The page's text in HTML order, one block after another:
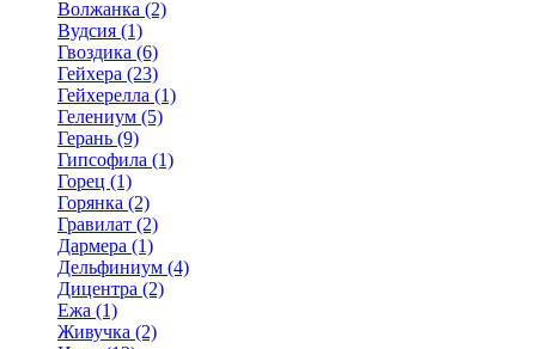
Волжанка (2)
Вудсия (1)
Гвоздика (6)
Гейхера (23)
Гейхерелла (1)
Гелениум (5)
Герань (9)
Гипсофила (1)
Горец (1)
Горянка (2)
Гравилат (2)
Дармера (1)
Дельфиниум (4)
Дицентра (2)
Ежа (1)
Живучка (2)